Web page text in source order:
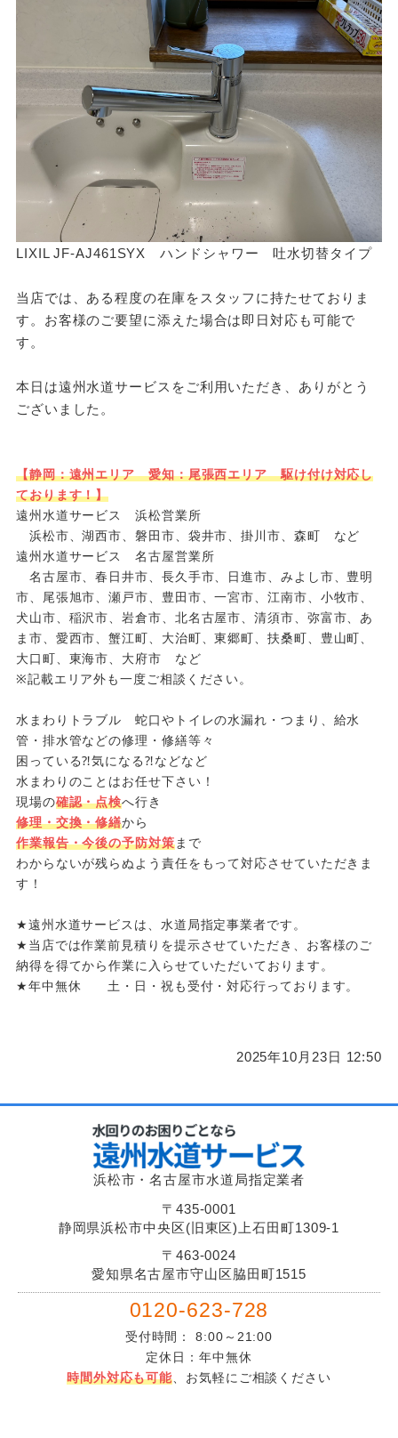
LIXIL JF-AJ461SYX ハンドシャワー 吐水切替タイプ
当店では、ある程度の在庫をスタッフに持たせておりま
す。お客様のご要望に添えた場合は即日対応も可能で
す。
本日は遠州水道サービスをご利用いただき、ありがとう
ございました。
【静岡：遠州エリア 愛知：尾張西エリア 駆け付け対応し
ております！】
遠州水道サービス 浜松営業所
浜松市、湖西市、磐田市、袋井市、掛川市、森町 など
遠州水道サービス 名古屋営業所
名古屋市、春日井市、長久手市、日進市、みよし市、豊明
市、尾張旭市、瀬戸市、豊田市、一宮市、江南市、小牧市、
犬山市、稲沢市、岩倉市、北名古屋市、清須市、弥富市、あ
ま市、愛西市、蟹江町、大治町、東郷町、扶桑町、豊山町、
大口町、東海市、大府市 など
※記載エリア外も一度ご相談ください。
水まわりトラブル 蛇口やトイレの水漏れ・つまり、給水
管・排水管などの修理・修繕等々
困っている⁈気になる⁈などなど
水まわりのことはお任せ下さい！
現場の確認・点検へ行き
修理・交換・修繕から
作業報告・今後の予防対策まで
わからないが残らぬよう責任をもって対応させていただきま
す！
★遠州水道サービスは、水道局指定事業者です。
★当店では作業前見積りを提示させていただき、お客様のご
納得を得てから作業に入らせていただいております。
★年中無休 土・日・祝も受付・対応行っております。
2025年10月23日 12:50
浜松市・名古屋市水道局指定業者
〒435-0001
静岡県浜松市中央区(旧東区)上石田町1309-1
〒463-0024
愛知県名古屋市守山区脇田町1515
0120-623-728
受付時間： 8:00～21:00
定休日：年中無休
時間外対応も可能 、お気軽にご相談ください